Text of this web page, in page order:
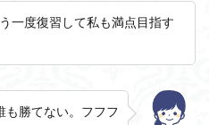
一度復習して私も満点目指す
も勝てない。フフフ